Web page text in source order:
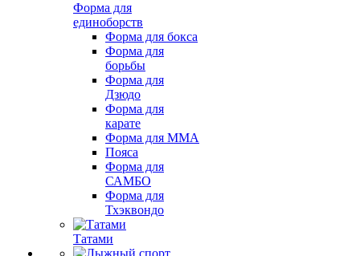
Форма для
единоборств
Форма для бокса
Форма для
борьбы
Форма для
Дзюдо
Форма для
карате
Форма для MMA
Пояса
Форма для
САМБО
Форма для
Тхэквондо
Татами